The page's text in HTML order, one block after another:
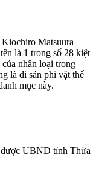
Matsuura
là 1 trong số 28 kiệt
nhân loại trong
là di sản phi vật thể
mục này.
UBND tỉnh Thừa